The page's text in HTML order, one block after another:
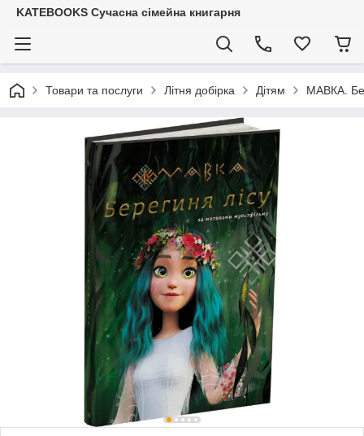
KATEBOOKS Сучасна сімейна книгарня
Товари та послуги Літня добірка Дітям МАВКА.